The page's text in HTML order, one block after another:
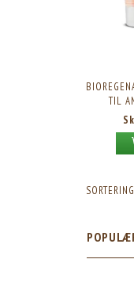
TIL